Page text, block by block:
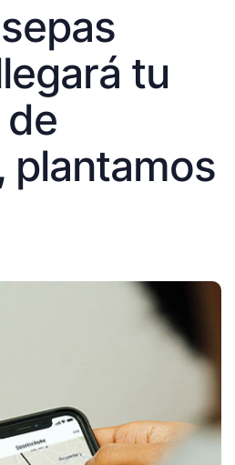
tu
plantamos